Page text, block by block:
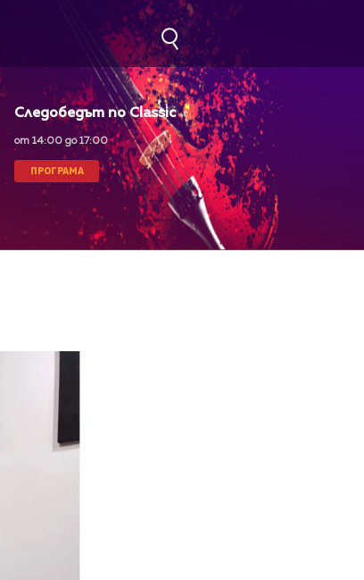
Следобедът по Classic
от 14:00 до 17:00
ПРОГРАМА